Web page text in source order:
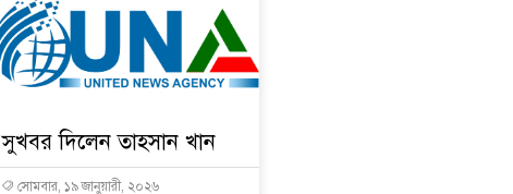
সুখবর দিলেন তাহসান খান
সোমবার, ১৯ জানুয়ারী, ২০২৬